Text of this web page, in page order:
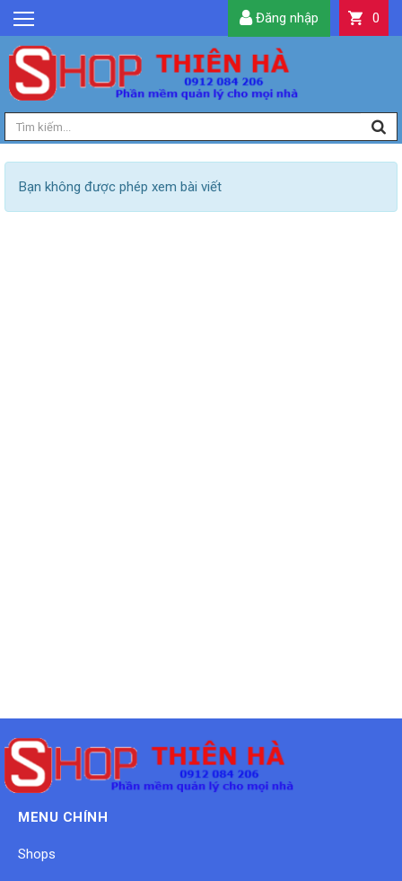
GIỚI THIỆU
TIN TỨC
SẢN PHẨM
DỊCH VỤ
TIỆN ÍCH
0
Đăng nhập
Bạn không được phép xem bài viết
MENU CHÍNH
Shops